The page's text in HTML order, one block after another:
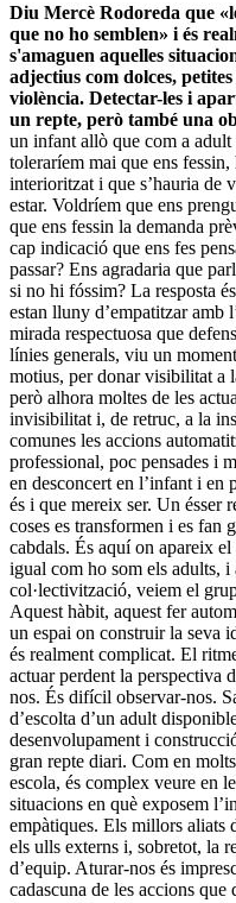
Diu Mercè Rodoreda que
que no ho semblen» i és
s'amaguen aquelles
adjectius com dolces,
violència. Detectar-les i
un repte, però també una
un infant allò que com a
toleraríem mai que ens
interioritzat i que s’hauria de
estar. Voldríem que ens
que ens fessin la demanda
cap indicació que ens fes
passar? Ens agradaria que
si no hi fóssim? La resposta
estan lluny d’empatitzar amb
mirada respectuosa que
línies gene­­rals, viu un
motius, per donar visibilitat a
però alhora moltes de les
invisibilitat i, de retruc, a la
comunes les accions
professional, poc pensades i
en desconcert en l’infant i en
és i que mereix ser. Un ésser
coses es transformen i es fan
cabdals. És aquí on apareix
igual com ho som els adults, i
col·lectivització, veiem el
Aquest hàbit, aquest fer
un espai on construir la seva
és realment complicat. El
actuar perdent la perspectiva
nos. És difícil observar-nos.
d’escolta d’un adult
desenvolupament i
gran repte diari. Com en
escola, és complex veure en
situacions en què exposem
empàtiques. Els millors aliats
els ulls externs i, sobretot, la
d’equip. Aturar-nos és
cadascuna de les accions que